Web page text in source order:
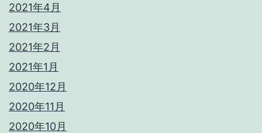
2021年4月
2021年3月
2021年2月
2021年1月
2020年12月
2020年11月
2020年10月